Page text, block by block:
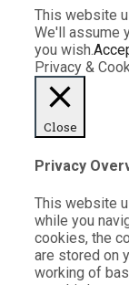
This website
We'll assume
you wish.
Privacy &
Close
Privacy
This website
while you
cookies, the
are stored on
working of